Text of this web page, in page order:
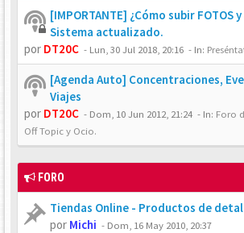
[IMPORTANTE] ¿Cómo subir FOTOS y
Sistema actualizado.
por DT20C - Lun, 30 Jul 2018, 20:16 - In:
[Agenda Auto] Concentraciones,
Viajes
por DT20C - Dom, 10 Jun 2012, 21:24 - In: Foro
Off Topic y Ocio.
FORO
Tiendas Online - Productos de
por Michi - Dom, 16 May 2010, 20:37